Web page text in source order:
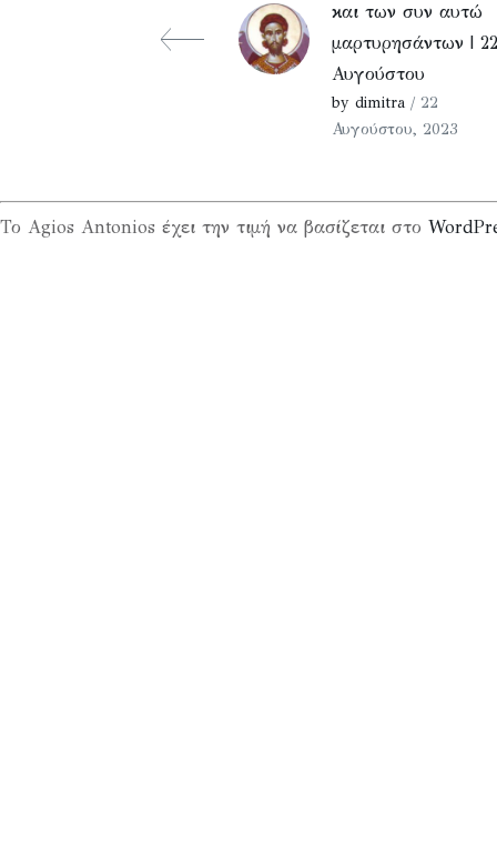
και των συν αυτώ
μαρτυρησάντων | 22
Αυγούστου
by dimitra / 22
Αυγούστου, 2023
Το Agios Antonios έχει την τιμή να βασίζεται στο